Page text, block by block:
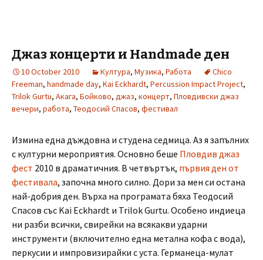
Джаз концерти и Handmade ден
10 October 2010 Култура, Музика, Работа
Chico
Freeman, handmade day, Kai Eckhardt, Percussion Impact Project,
Trilok Gurtu, Акага, Бойково, джаз, концерт, Пловдивски джаз
вечери, работа, Теодосий Спасов, фестивал
Измина една дъждовна и студена седмица. Аз я запълних
с културни мероприятия. Основно беше Пловдив джаз
фест 2010 в драматичния. В четвъртък, първия ден от
фестивала, започна много силно. Дори за мен си остана
най-добрия ден. Върха на програмата бяха Теодосий
Спасов със Kai Eckhardt и Trilok Gurtu. Особено индиеца
ни разби всички, свирейки на всякакви ударни
инструменти (включително една метална кофа с вода),
перкусии и импровизирайки с уста. Германеца-мулат